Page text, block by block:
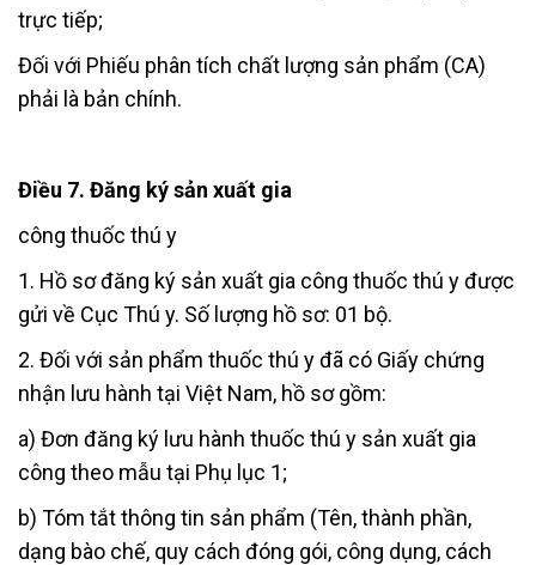
trực tiếp;
Đối với Phiếu phân tích chất lượng sản phẩm (CA)
phải là bản chính.
Điều 7. Đăng ký sản xuất gia
công thuốc thú y
1. Hồ sơ đăng ký sản xuất gia công thuốc thú y được
gửi về Cục Thú y. Số lượng hồ sơ: 01 bộ.
2. Đối với sản phẩm thuốc thú y đã có Giấy chứng
nhận lưu hành tại Việt Nam, hồ sơ gồm:
a) Đơn đăng ký lưu hành thuốc thú y sản xuất gia
công theo mẫu tại Phụ lục 1;
b) Tóm tắt thông tin sản phẩm (Tên, thành phần,
dạng bào chế, quy cách đóng gói, công dụng, cách